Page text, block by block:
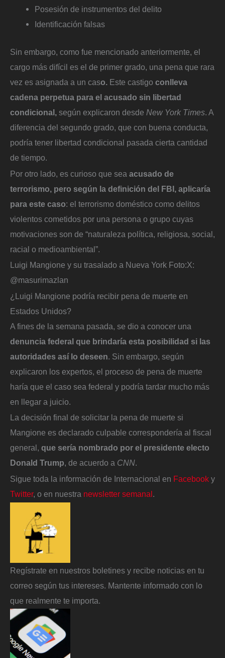
Posesión de instrumentos del delito
Identificación falsas
Sin embargo, como fue mencionado anteriormente, el
cargo más difícil es el de primer grado, una pena que rara
vez es asignada a un caso. Este castigo conlleva
cadena perpetua para el acusado sin libertad
condicional, según explicaron desde New York Times. A
diferencia del segundo grado, que con buena conducta,
podría tener libertad condicional pasada cierta cantidad
de tiempo.
Por otro lado, es curioso que sea acusado de
terrorismo, pero según la definición del FBI, aplicaría
para este caso: el terrorismo doméstico como delitos
violentos cometidos por una persona o grupo cuyas
motivaciones son de “naturaleza política, religiosa, social,
racial o medioambiental”.
Luigi Mangione y su trasalado a Nueva York Foto:X:
@masurimazlan
¿Luigi Mangione podría recibir pena de muerte en
Estados Unidos?
A fines de la semana pasada, se dio a conocer una
denuncia federal que brindaría esta posibilidad si las
autoridades así lo deseen. Sin embargo, según
explicaron los expertos, el proceso de pena de muerte
haría que el caso sea federal y podría tardar mucho más
en llegar a juicio.
La decisión final de solicitar la pena de muerte si
Mangione es declarado culpable correspondería al fiscal
general, que sería nombrado por el presidente electo
Donald Trump, de acuerdo a CNN.
Sigue toda la información de Internacional en Facebook y
Twitter, o en nuestra newsletter semanal.
Regístrate en nuestros boletines y recibe noticias en tu
correo según tus intereses. Mantente informado con lo
que realmente te importa.